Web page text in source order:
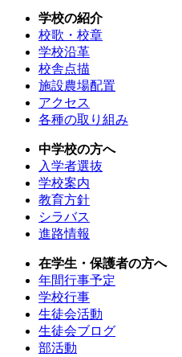
学校の紹介
校歌・校章
学校沿革
校舎点描
施設農場配置
アクセス
各種の取り組み
中学校の方へ
入学者選抜
学校案内
教育方針
シラバス
進路情報
在学生・保護者の方へ
年間行事予定
学校行事
生徒会活動
生徒会ブログ
部活動